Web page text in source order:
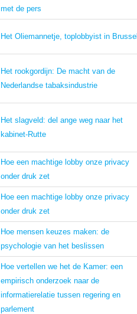
met de pers
Het Oliemannetje, toplobbyist in Brussel
Het rookgordijn: De macht van de
Nederlandse tabaksindustrie
Het slagveld: del ange weg naar het
kabinet-Rutte
Hoe een machtige lobby onze privacy
onder druk zet
Hoe een machtige lobby onze privacy
onder druk zet
Hoe mensen keuzes maken: de
psychologie van het beslissen
Hoe vertellen we het de Kamer: een
empirisch onderzoek naar de
informatierelatie tussen regering en
parlement